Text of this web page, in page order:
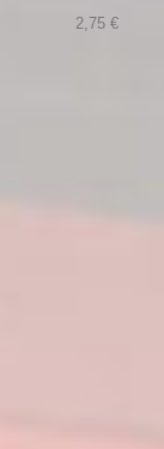
2,75 €